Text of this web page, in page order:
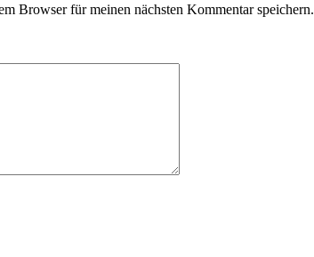
Browser für meinen nächsten Kommentar speichern.